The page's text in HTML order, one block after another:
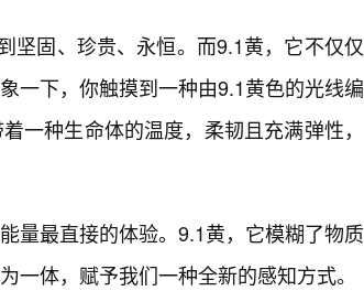
坚固、珍贵、永恒。而9.1黄，它不仅仅
一下，你触摸到一种由9.1黄色的光线编
一种生命体的温度，柔韧且充满弹性，
量最直接的体验。9.1黄，它模糊了物质
一体，赋予我们一种全新的感知方式。